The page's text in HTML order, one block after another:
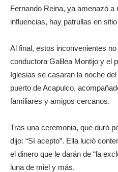
Fernando Reina, ya amenazó a
influencias, hay patrullas en sitio
Al final, estos inconvenientes
conductora Galilea Montijo y el
Iglesias se casaran la noche
puerto de Acapulco,
familiares y amigos cercanos.
Tras una ceremonia, que duró
dijo: “Sí acepto”. Ella lució
el dinero que le darán de “la
luna de miel y más.